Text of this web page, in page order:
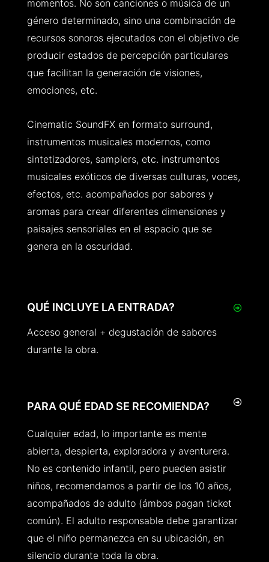
momentos. No son canciones o música de un
género determinado, sino una combinación de
recursos sonoros ejecutados con el objetivo de
producir estados de percepción particulares
que facilitan la generación de visiones,
emociones, etc.
Cinematic SoundFX en formato surround,
instrumentos musicales modernos, como
sintetizadores, samplers, etc. instrumentos
musicales exóticos de diversas culturas, voces,
efectos, etc. acompañados por sabores y
aromas para crear diferentes dimensiones y
paisajes sensoriales en el espacio que se
genera en la oscuridad.
QUÉ INCLUYE LA ENTRADA?
Acceso general + degustación de sabores
durante la obra.
PARA QUÉ EDAD SE RECOMIENDA?
Cualquier edad, lo importante es mente
abierta, despierta, exploradora y aventurera.
No es contenido infantil, pero pueden asistir
niños, recomendamos a partir de los 10 años,
acompañados de adulto (ámbos pagan ticket
común). El adulto responsable debe garantizar
que el niño permanezca en su ubicación, en
silencio durante toda la obra.